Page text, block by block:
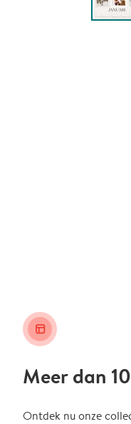
layout_alt
Meer dan
Ontdek nu onze